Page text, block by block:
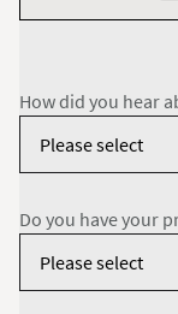
How did you hear
Do you have your